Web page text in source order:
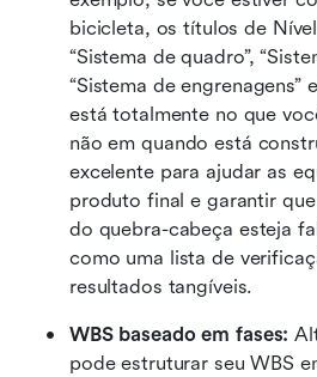
bicicleta, os títulos de
“Sistema de quadro”,
“Sistema de engrenagens”
está totalmente no que
não em quando está
excelente para ajudar as
produto final e garantir
do quebra-cabeça esteja
como uma lista de
resultados tangíveis.
WBS baseado em fases:
pode estruturar seu WBS